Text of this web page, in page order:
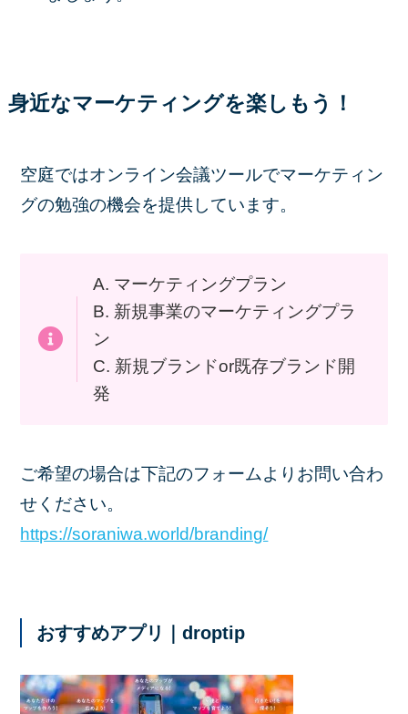
身近なマーケティングを楽しもう！
空庭ではオンライン会議ツールでマーケティン
グの勉強の機会を提供しています。
A. マーケティングプラン
B. 新規事業のマーケティングプラ
ン
C. 新規ブランドor既存ブランド開
発
ご希望の場合は下記のフォームよりお問い合わ
せください。
https://soraniwa.world/branding/
おすすめアプリ｜droptip